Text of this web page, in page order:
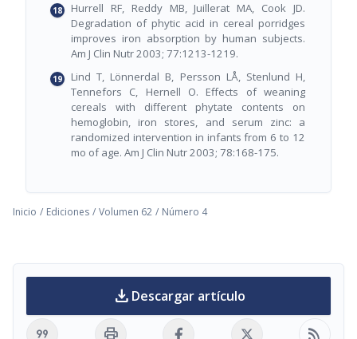
Hurrell RF, Reddy MB, Juillerat MA, Cook JD.
Degradation of phytic acid in cereal porridges
improves iron absorption by human subjects.
Am J Clin Nutr 2003; 77:1213-1219.
Lind T, Lönnerdal B, Persson LÅ, Stenlund H,
Tennefors C, Hernell O. Effects of weaning
cereals with different phytate contents on
hemoglobin, iron stores, and serum zinc: a
randomized intervention in infants from 6 to 12
mo of age. Am J Clin Nutr 2003; 78:168-175.
Inicio / Ediciones / Volumen 62 / Número 4
download Descargar artículo
format_quote print rss_feed